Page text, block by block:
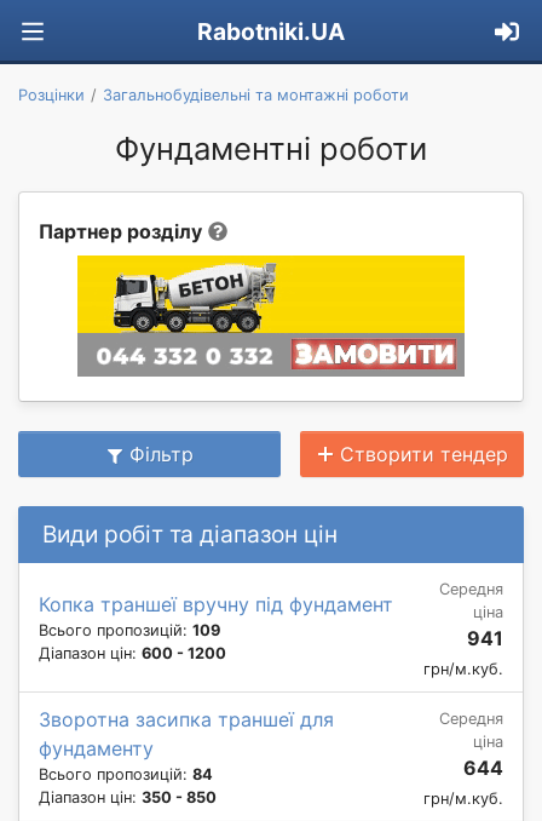
Rabotniki.UA
Розцінки Загальнобудівельні та монтажні роботи
Фундаментні роботи
Партнер розділу
Фільтр Створити тендер
Види робіт та діапазон цін
Копка траншеї вручну під фундамент
Всього пропозицій: 109
Діапазон цін: 600 - 1200
Середня
ціна
941
грн/м.куб.
Зворотна засипка траншеї для
фундаменту
Всього пропозицій: 84
Діапазон цін: 350 - 850
Середня
ціна
644
грн/м.куб.